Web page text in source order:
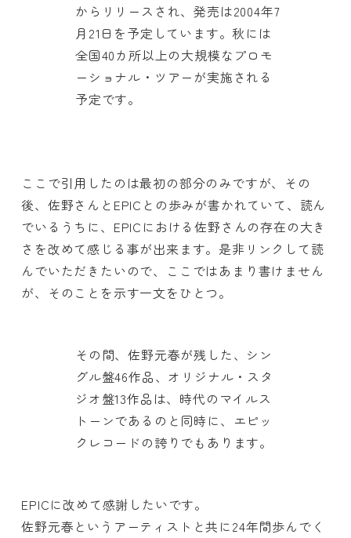
からリリースされ、発売は2004年7
月21日を予定しています。秋には
全国40カ所以上の大規模なプロモ
ーショナル・ツアーが実施される
予定です。
ここで引用したのは最初の部分のみですが、その
後、佐野さんとEPICとの歩みが書かれていて、読ん
でいるうちに、EPICにおける佐野さんの存在の大き
さを改めて感じる事が出来ます。是非リンクして読
んでいただきたいので、ここではあまり書けません
が、そのことを示す一文をひとつ。
その間、佐野元春が残した、シン
グル盤46作品、オリジナル・スタ
ジオ盤13作品は、時代のマイルス
トーンであるのと同時に、エピッ
クレコードの誇りでもあります。
EPICに改めて感謝したいです。
佐野元春というアーティストと共に24年間歩んでく